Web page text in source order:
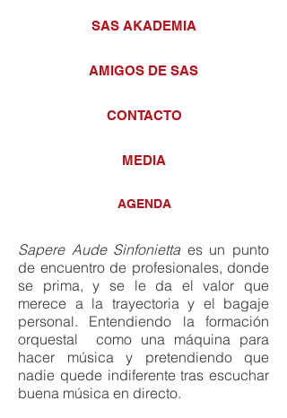
Sapere Aude Sinfonietta es un punto
de encuentro de profesionales, donde
se prima, y se le da el valor que
merece a la trayectoria y el bagaje
personal. Entendiendo la formación
orquestal como una máquina para
hacer música y pretendiendo que
nadie quede indiferente tras escuchar
buena música en directo.
SAS AKADEMIA
AMIGOS DE SAS
CONTACTO
MEDIA
AGENDA